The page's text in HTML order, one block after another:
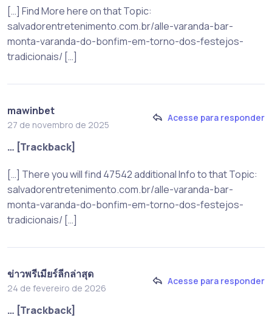
[…] Find More here on that Topic:
salvadorentretenimento.com.br/alle-varanda-bar-
monta-varanda-do-bonfim-em-torno-dos-festejos-
tradicionais/ […]
mawinbet
27 de novembro de 2025
Acesse para responder
… [Trackback]
[…] There you will find 47542 additional Info to that Topic:
salvadorentretenimento.com.br/alle-varanda-bar-
monta-varanda-do-bonfim-em-torno-dos-festejos-
tradicionais/ […]
ข่าวพรีเมียร์ลีกล่าสุด
24 de fevereiro de 2026
Acesse para responder
… [Trackback]